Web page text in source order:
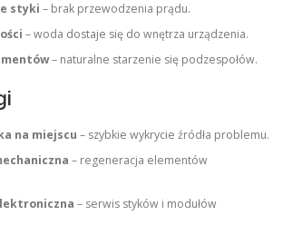
styki – brak przewodzenia prądu.
– woda dostaje się do wnętrza urządzenia.
– naturalne starzenie się podzespołów.
na miejscu – szybkie wykrycie źródła problemu.
– regeneracja elementów
– serwis styków i modułów